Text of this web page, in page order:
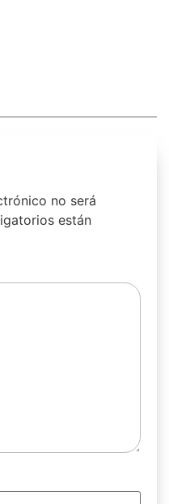
no será
están